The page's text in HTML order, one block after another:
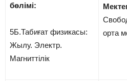
орта
бөлімі:
5Б.Табиғат физикасы:
Жылу. Электр.
Магниттілік